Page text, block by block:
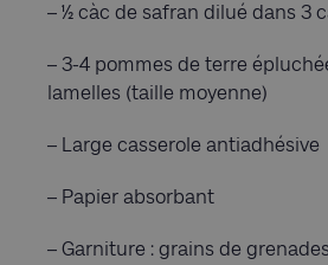
– ½ càc de safran dilué dans 3
– 3-4 pommes de terre
lamelles (taille moyenne)
– Large casserole antiadhésive
– Papier absorbant
– Garniture : grains de